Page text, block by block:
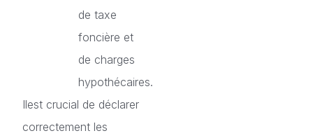
de taxe
foncière et
de charges
hypothécaires.
Ilest crucial de déclarer
correctement les